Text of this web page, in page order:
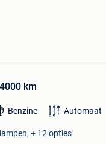
km
Benzine Automaat
+ 12 opties